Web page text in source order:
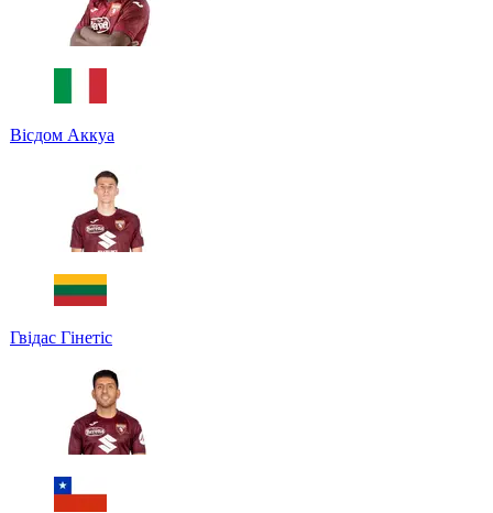
Вісдом Аккуа
Гвідас Гінетіс